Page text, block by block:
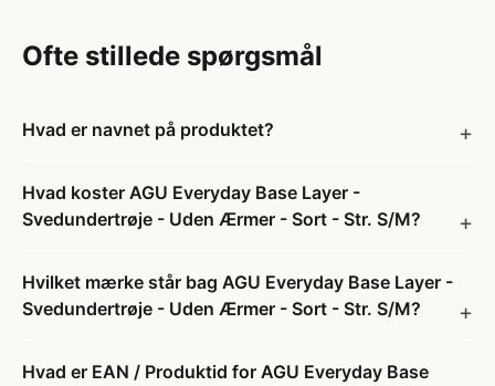
Ofte stillede spørgsmål
Hvad er navnet på produktet?
Hvad koster AGU Everyday Base Layer -
Svedundertrøje - Uden Ærmer - Sort - Str. S/M?
Hvilket mærke står bag AGU Everyday Base Layer -
Svedundertrøje - Uden Ærmer - Sort - Str. S/M?
Hvad er EAN / Produktid for AGU Everyday Base